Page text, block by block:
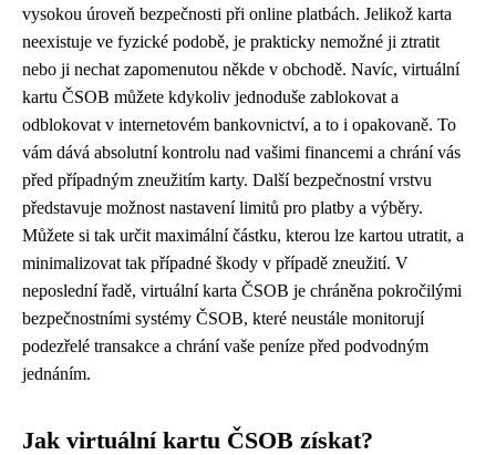
vysokou úroveň bezpečnosti při online platbách. Jelikož karta
neexistuje ve fyzické podobě, je prakticky nemožné ji ztratit
nebo ji nechat zapomenutou někde v obchodě. Navíc, virtuální
kartu ČSOB můžete kdykoliv jednoduše zablokovat a
odblokovat v internetovém bankovnictví, a to i opakovaně. To
vám dává absolutní kontrolu nad vašimi financemi a chrání vás
před případným zneužitím karty. Další bezpečnostní vrstvu
představuje možnost nastavení limitů pro platby a výběry.
Můžete si tak určit maximální částku, kterou lze kartou utratit, a
minimalizovat tak případné škody v případě zneužití. V
neposlední řadě, virtuální karta ČSOB je chráněna pokročilými
bezpečnostními systémy ČSOB, které neustále monitorují
podezřelé transakce a chrání vaše peníze před podvodným
jednáním.
Jak virtuální kartu ČSOB získat?